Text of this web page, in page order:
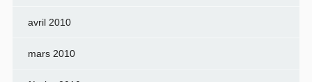
avril 2010
mars 2010